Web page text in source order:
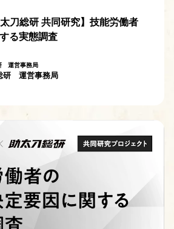
太刀総研 共同研究】技能労働者
る実態調査
運営事務局
研 運営事務局